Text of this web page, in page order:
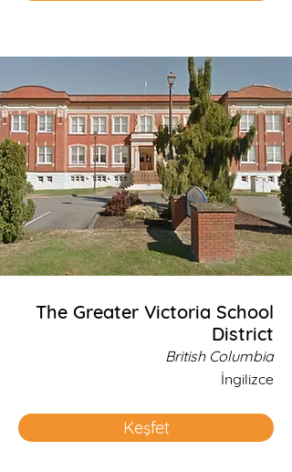
The Greater Victoria School
District
British Columbia
İngilizce
Keşfet